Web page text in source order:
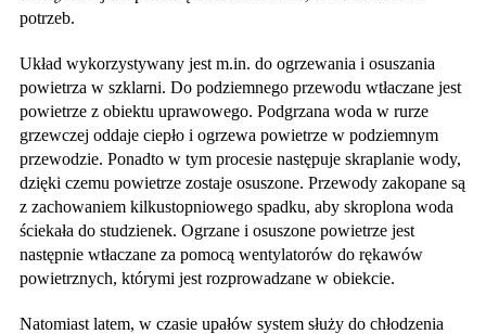
potrzeb.
Układ wykorzystywany jest m.in. do ogrzewania i osuszania
powietrza w szklarni. Do podziemnego przewodu wtłaczane jest
powietrze z obiektu uprawowego. Podgrzana woda w rurze
grzewczej oddaje ciepło i ogrzewa powietrze w podziemnym
przewodzie. Ponadto w tym procesie następuje skraplanie wody,
dzięki czemu powietrze zostaje osuszone. Przewody zakopane są
z zachowaniem kilkustopniowego spadku, aby skroplona woda
ściekała do studzienek. Ogrzane i osuszone powietrze jest
następnie wtłaczane za pomocą wentylatorów do rękawów
powietrznych, którymi jest rozprowadzane w obiekcie.
Natomiast latem, w czasie upałów system służy do chłodzenia